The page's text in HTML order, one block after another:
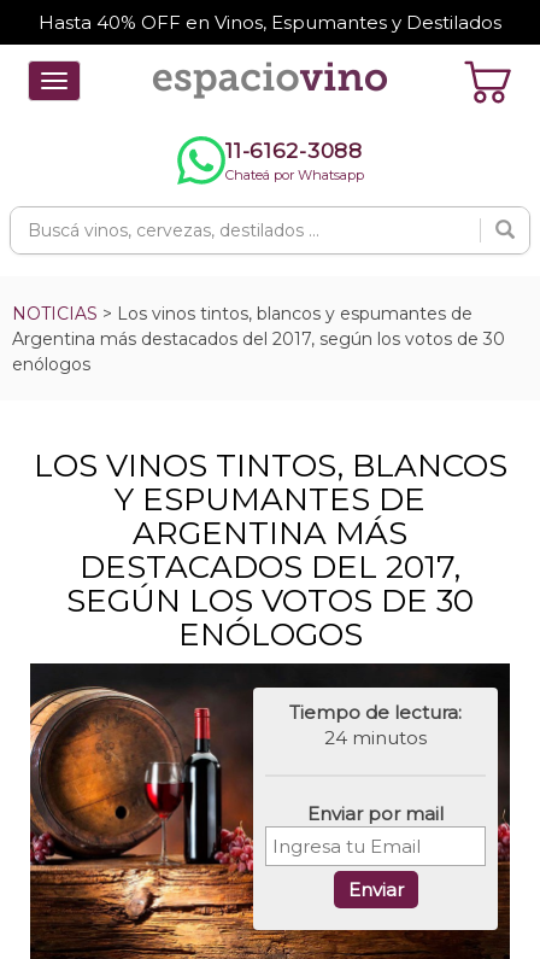
Hasta 40% OFF en Vinos, Espumantes y Destilados
Toggle
navigation
11-6162-3088
Chateá por Whatsapp
NOTICIAS > Los vinos tintos, blancos y espumantes de
Argentina más destacados del 2017, según los votos de 30
enólogos
LOS VINOS TINTOS, BLANCOS
Y ESPUMANTES DE
ARGENTINA MÁS
DESTACADOS DEL 2017,
SEGÚN LOS VOTOS DE 30
ENÓLOGOS
Tiempo de lectura:
24 minutos
Enviar por mail
Enviar